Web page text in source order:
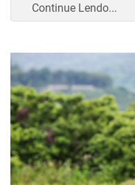
Continue Lendo...